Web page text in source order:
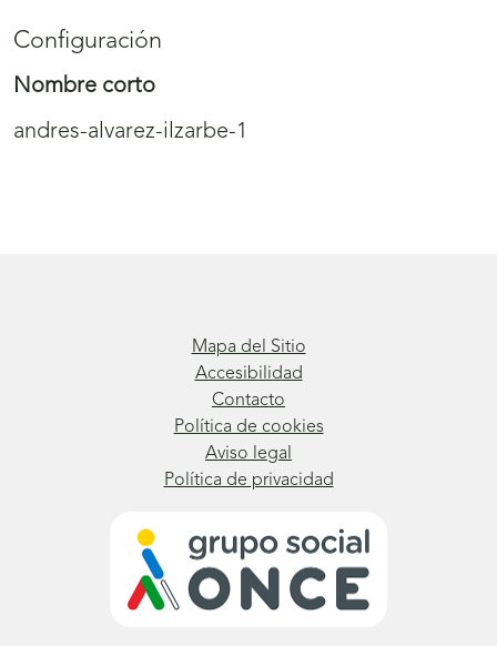
Configuración
Nombre corto
andres-alvarez-ilzarbe-1
Mapa del Sitio
Accesibilidad
Contacto
Política de cookies
Aviso legal
Política de privacidad